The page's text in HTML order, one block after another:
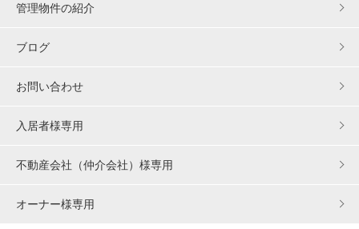
管理物件の紹介
ブログ
お問い合わせ
入居者様専用
不動産会社（仲介会社）様専用
オーナー様専用